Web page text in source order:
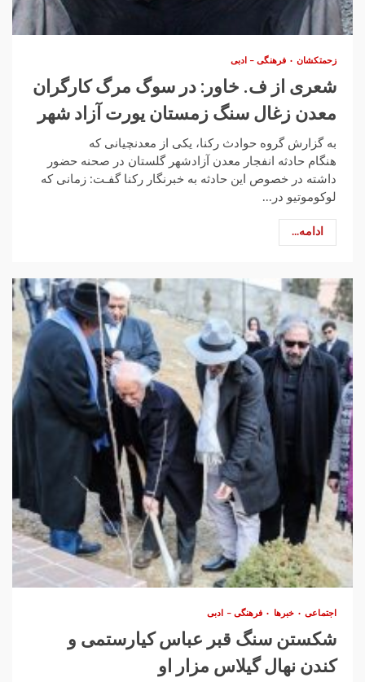
زحمتکشان فرهنگی – ادبی
شعری از ف. خاور: در سوگ مرگ کارگران
معدن زغال سنگ زمستان یورت آزاد شهر
به گزارش گروه حوادث رکنا، یکی از معدنچیانی که
هنگام حادثه انفجار معدن آزادشهر گلستان در صحنه حضور
داشته در خصوص این حادثه به خبرنگار رکنا گفـت: زمانی که
لوکوموتیو در...
ادامه...
اجتماعی خبرها فرهنگی – ادبی
شکستن سنگ قبر عباس کیارستمی و
کندن نهال گیلاس مزار او